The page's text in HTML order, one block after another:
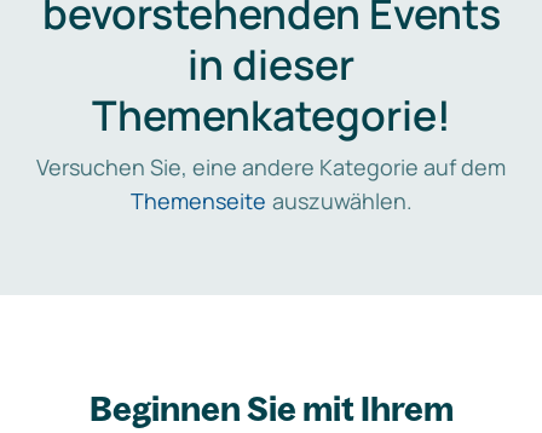
bevorstehenden Events
in dieser
Themenkategorie!
Versuchen Sie, eine andere Kategorie auf dem
Themenseite auszuwählen.
Beginnen Sie mit Ihrem